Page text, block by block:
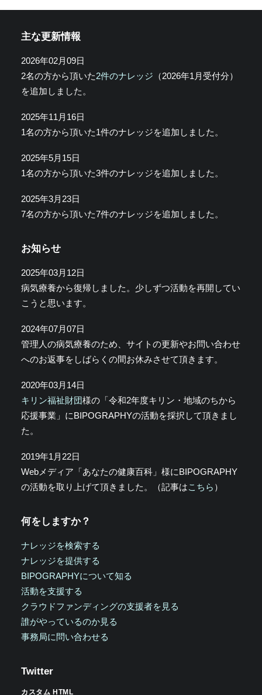
主な更新情報
2026年02月09日
2名の方から頂いた2件のナレッジ （2026年1月受付分）
を追加しました。
2025年11月16日
1名の方から頂いた1件のナレッジを追加しました。
2025年5月15日
1名の方から頂いた3件のナレッジを追加しました。
2025年3月23日
7名の方から頂いた7件のナレッジを追加しました。
お知らせ
2025年03月12日
病気療養から復帰しました。少しずつ活動を再開してい
こうと思います。
2024年07月07日
管理人の病気療養のため、サイトの更新やお問い合わせ
へのお返事をしばらくの間お休みさせて頂きます。
2020年03月14日
キリン福祉財団様の「令和2年度キリン・地域のちから
応援事業」にBIPOGRAPHYの活動を採択して頂きまし
た。
2019年1月22日
Webメディア「あなたの健康百科」様にBIPOGRAPHY
の活動を取り上げて頂きました。（記事はこちら ）
何をしますか？
ナレッジを検索する
ナレッジを提供する
BIPOGRAPHYについて知る
活動を支援する
クラウドファンディングの支援者を見る
誰がやっているのか見る
事務局に問い合わせる
Twitter
カスタム HTML